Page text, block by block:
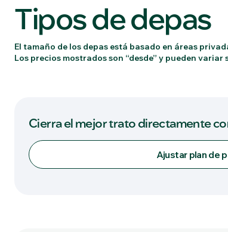
Tipos de depas
El tamaño de los depas está basado en áreas
Los precios mostrados son “desde” y pueden
Cierra el mejor trato directamente
Ajustar plan de